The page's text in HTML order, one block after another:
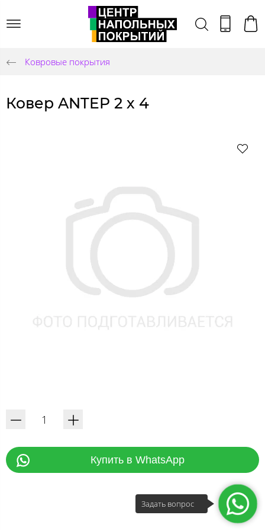
Ковровые покрытия
Ковер ANTEP 2 х 4
Купить в WhatsApp
Задать вопрос